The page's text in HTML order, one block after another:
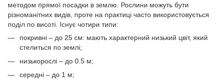
методом прямої посадки в землю. Рослини можуть бути
різноманітних видів, проте на практиці часто використовується
поділ по висоті. Існує чотири типи:
покривні – до 25 см: мають характерний низький цвіт, який
стелиться по землі;
низькорослі – до 0.5 м;
середні – до 1 м;